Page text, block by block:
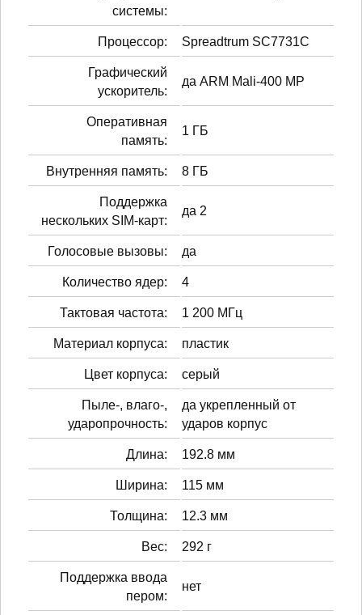
системы:
Процессор: Spreadtrum SC7731C
Графический
ускоритель:
да ARM Mali-400 MP
Оперативная
память:
1 ГБ
Внутренняя память: 8 ГБ
Поддержка
нескольких SIM-карт:
да 2
Голосовые вызовы: да
Количество ядер: 4
Тактовая частота: 1 200 МГц
Материал корпуса: пластик
Цвет корпуса: серый
Пыле-, влаго-,
ударопрочность:
да укрепленный от
ударов корпус
Длина: 192.8 мм
Ширина: 115 мм
Толщина: 12.3 мм
Вес: 292 г
Поддержка ввода
пером:
нет